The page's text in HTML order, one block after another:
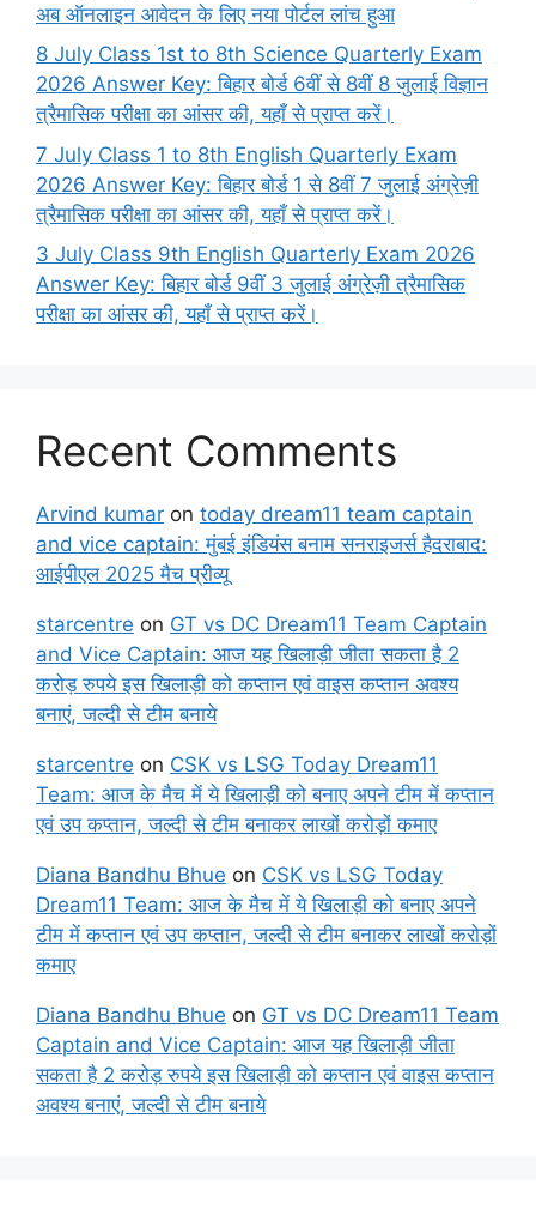
अब ऑनलाइन आवेदन के लिए नया पोर्टल लांच हुआ
8 July Class 1st to 8th Science Quarterly Exam
2026 Answer Key: बिहार बोर्ड 6वीं से 8वीं 8 जुलाई विज्ञान
त्रैमासिक परीक्षा का आंसर की, यहाँ से प्राप्त करें।
7 July Class 1 to 8th English Quarterly Exam
2026 Answer Key: बिहार बोर्ड 1 से 8वीं 7 जुलाई अंग्रेज़ी
त्रैमासिक परीक्षा का आंसर की, यहाँ से प्राप्त करें।
3 July Class 9th English Quarterly Exam 2026
Answer Key: बिहार बोर्ड 9वीं 3 जुलाई अंग्रेज़ी त्रैमासिक
परीक्षा का आंसर की, यहाँ से प्राप्त करें।
Recent Comments
Arvind kumar on today dream11 team captain
and vice captain: मुंबई इंडियंस बनाम सनराइजर्स हैदराबाद:
आईपीएल 2025 मैच प्रीव्यू
starcentre on GT vs DC Dream11 Team Captain
and Vice Captain: आज यह खिलाड़ी जीता सकता है 2
करोड़ रुपये इस खिलाड़ी को कप्तान एवं वाइस कप्तान अवश्य
बनाएं, जल्दी से टीम बनाये
starcentre on CSK vs LSG Today Dream11
Team: आज के मैच में ये खिलाड़ी को बनाए अपने टीम में कप्तान
एवं उप कप्तान, जल्दी से टीम बनाकर लाखों करोड़ों कमाए
Diana Bandhu Bhue on CSK vs LSG Today
Dream11 Team: आज के मैच में ये खिलाड़ी को बनाए अपने
टीम में कप्तान एवं उप कप्तान, जल्दी से टीम बनाकर लाखों करोड़ों
कमाए
Diana Bandhu Bhue on GT vs DC Dream11 Team
Captain and Vice Captain: आज यह खिलाड़ी जीता
सकता है 2 करोड़ रुपये इस खिलाड़ी को कप्तान एवं वाइस कप्तान
अवश्य बनाएं, जल्दी से टीम बनाये